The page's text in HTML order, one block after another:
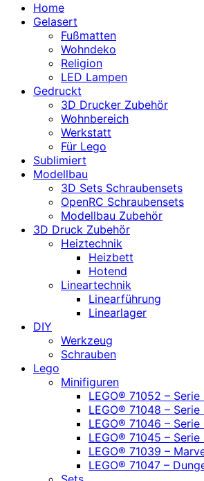
Home
Gelasert
Fußmatten
Wohndeko
Religion
LED Lampen
Gedruckt
3D Drucker Zubehör
Wohnbereich
Werkstatt
Für Lego
Sublimiert
Modellbau
3D Sets Schraubensets
OpenRC Schraubensets
Modellbau Zubehör
3D Druck Zubehör
Heiztechnik
Heizbett
Hotend
Lineartechnik
Linearführung
Linearlager
DIY
Werkzeug
Schrauben
Lego
Minifiguren
LEGO® 71052 – Serie
LEGO® 71048 – Serie
LEGO® 71046 – Serie
LEGO® 71045 – Serie
LEGO® 71039 –
LEGO® 71047 –